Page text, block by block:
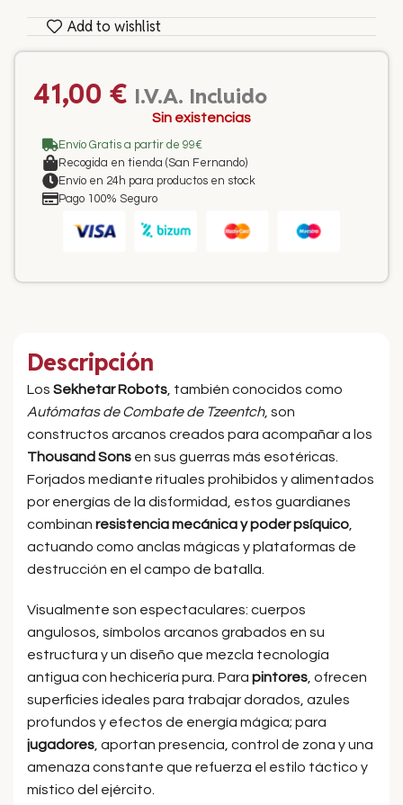
Add to wishlist
41,00 € I.V.A. Incluido
Sin existencias
Envío Gratis a partir de 99€
Recogida en tienda (San Fernando)
Envío en 24h para productos en stock
Pago 100% Seguro
Descripción
Los Sekhetar Robots , también conocidos como
Autómatas de Combate de Tzeentch, son
constructos arcanos creados para acompañar a los
Thousand Sons en sus guerras más esotéricas.
Forjados mediante rituales prohibidos y alimentados
por energías de la disformidad, estos guardianes
combinan resistencia mecánica y poder psíquico
actuando como anclas mágicas y plataformas de
destrucción en el campo de batalla.
Visualmente son espectaculares: cuerpos
angulosos, símbolos arcanos grabados en su
estructura y un diseño que mezcla tecnología
antigua con hechicería pura. Para pintores , ofrecen
superficies ideales para trabajar dorados, azules
profundos y efectos de energía mágica; para
jugadores , aportan presencia, control de zona y una
amenaza constante que refuerza el estilo táctico y
místico del ejército.